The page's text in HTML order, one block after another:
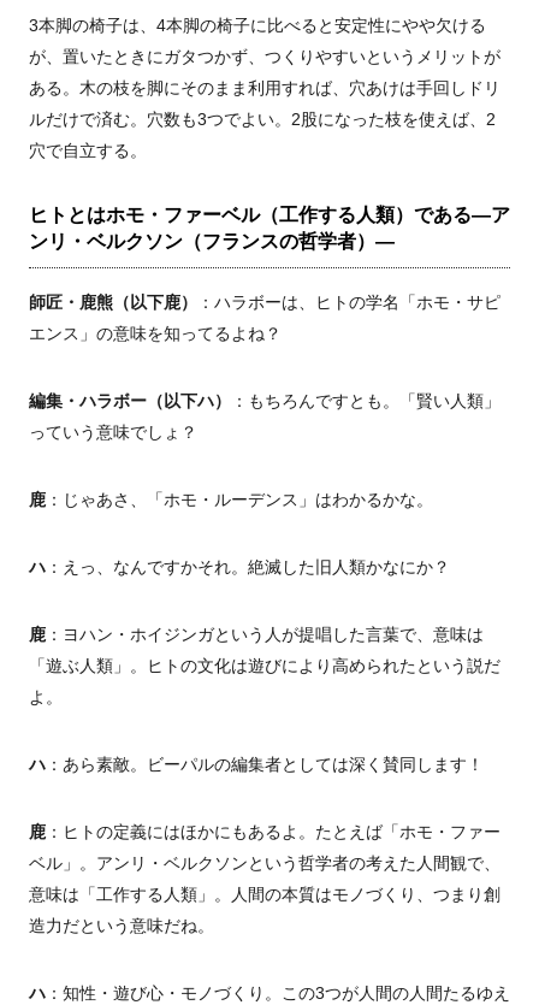
3本脚の椅子は、4本脚の椅子に比べると安定性にやや欠ける
が、置いたときにガタつかず、つくりやすいというメリットが
ある。木の枝を脚にそのまま利用すれば、穴あけは手回しドリ
ルだけで済む。穴数も3つでよい。2股になった枝を使えば、2
穴で自立する。
ヒトとはホモ・ファーベル（工作する人類）である―ア
ンリ・ベルクソン（フランスの哲学者）―
師匠・鹿熊（以下鹿）
：ハラボーは、ヒトの学名「ホモ・サピ
エンス」の意味を知ってるよね？
編集・ハラボー（以下ハ）
：もちろんですとも。「賢い人類」
っていう意味でしょ？
鹿：じゃあさ、「ホモ・ルーデンス」はわかるかな。
ハ ：えっ、なんですかそれ。絶滅した旧人類かなにか？
鹿：ヨハン・ホイジンガという人が提唱した言葉で、意味は
「遊ぶ人類」。ヒトの文化は遊びにより高められたという説だ
よ。
ハ ：あら素敵。ビーパルの編集者としては深く賛同します！
鹿：ヒトの定義にはほかにもあるよ。たとえば「ホモ・ファー
ベル」。アンリ・ベルクソンという哲学者の考えた人間観で、
意味は「工作する人類」。人間の本質はモノづくり、つまり創
造力だという意味だね。
ハ ：知性・遊び心・モノづくり。この3つが人間の人間たるゆえ